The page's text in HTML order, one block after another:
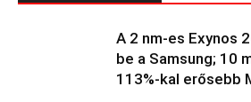
A 2 nm-es Exynos
be a Samsung; 10
113%-kal erősebb